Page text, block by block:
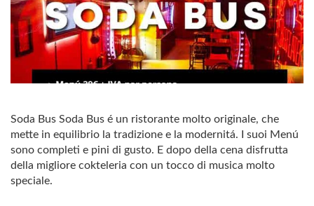
Soda Bus Soda Bus é un ristorante molto originale, che
mette in equilibrio la tradizione e la modernitá. I suoi Menú
sono completi e pini di gusto. E dopo della cena disfrutta
della migliore cokteleria con un tocco di musica molto
speciale.